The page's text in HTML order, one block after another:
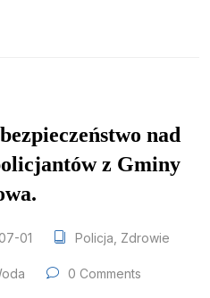
nad
z Gminy
01 Policja Zdrowie
0 Comments